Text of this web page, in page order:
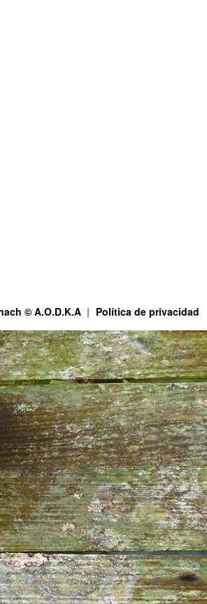
© A.O.D.K.A Política de privacidad
This site is